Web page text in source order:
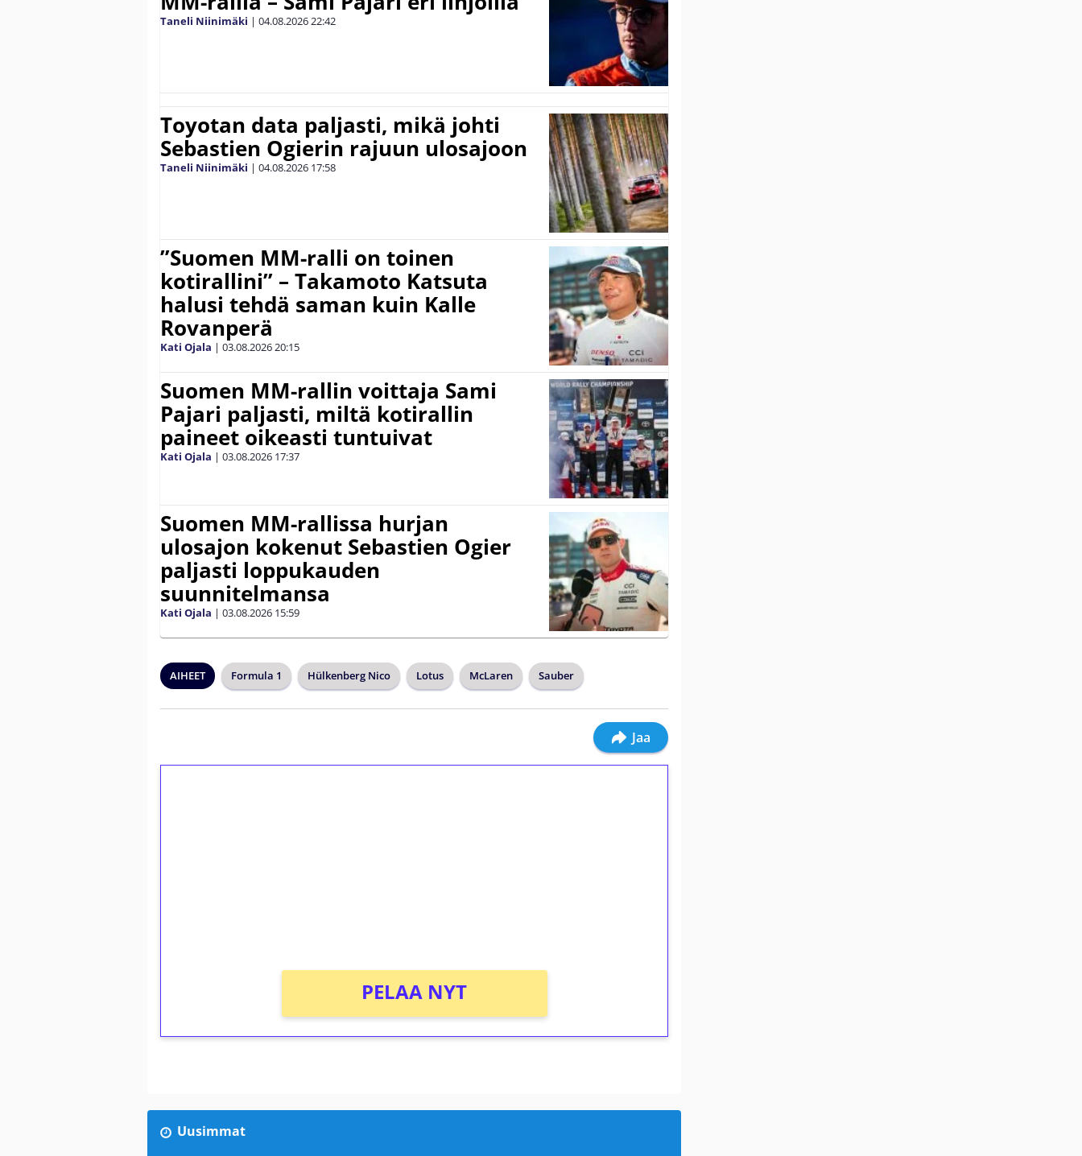
Taneli Niinimäki | 04.08.202622:42
Toyotan data paljasti, mikä johti
Sebastien Ogierin rajuun ulosajoon
Taneli Niinimäki | 04.08.2026 17:58
”Suomen MM-ralli on toinen
kotirallini” – Takamoto Katsuta
halusi tehdä saman kuin Kalle
Rovanperä
Kati Ojala | 03.08.202620:15
Suomen MM-rallin voittaja Sami
Pajari paljasti, miltä kotirallin
paineet oikeasti tuntuivat
Kati Ojala | 03.08.2026 17:37
Suomen MM-rallissa hurjan
ulosajon kokenut Sebastien Ogier
paljasti loppukauden
suunnitelmansa
Kati Ojala | 03.08.2026 15:59
AIHEET Formula 1 Hülkenberg Nico Lotus McLaren Sauber
Jaa
PELAA NYT
Uusimmat